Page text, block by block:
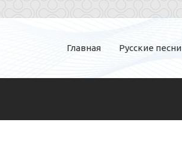
Главная Русские песни